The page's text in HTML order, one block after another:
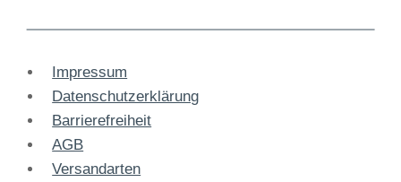
Impressum
Datenschutzerklärung
Barrierefreiheit
AGB
Versandarten